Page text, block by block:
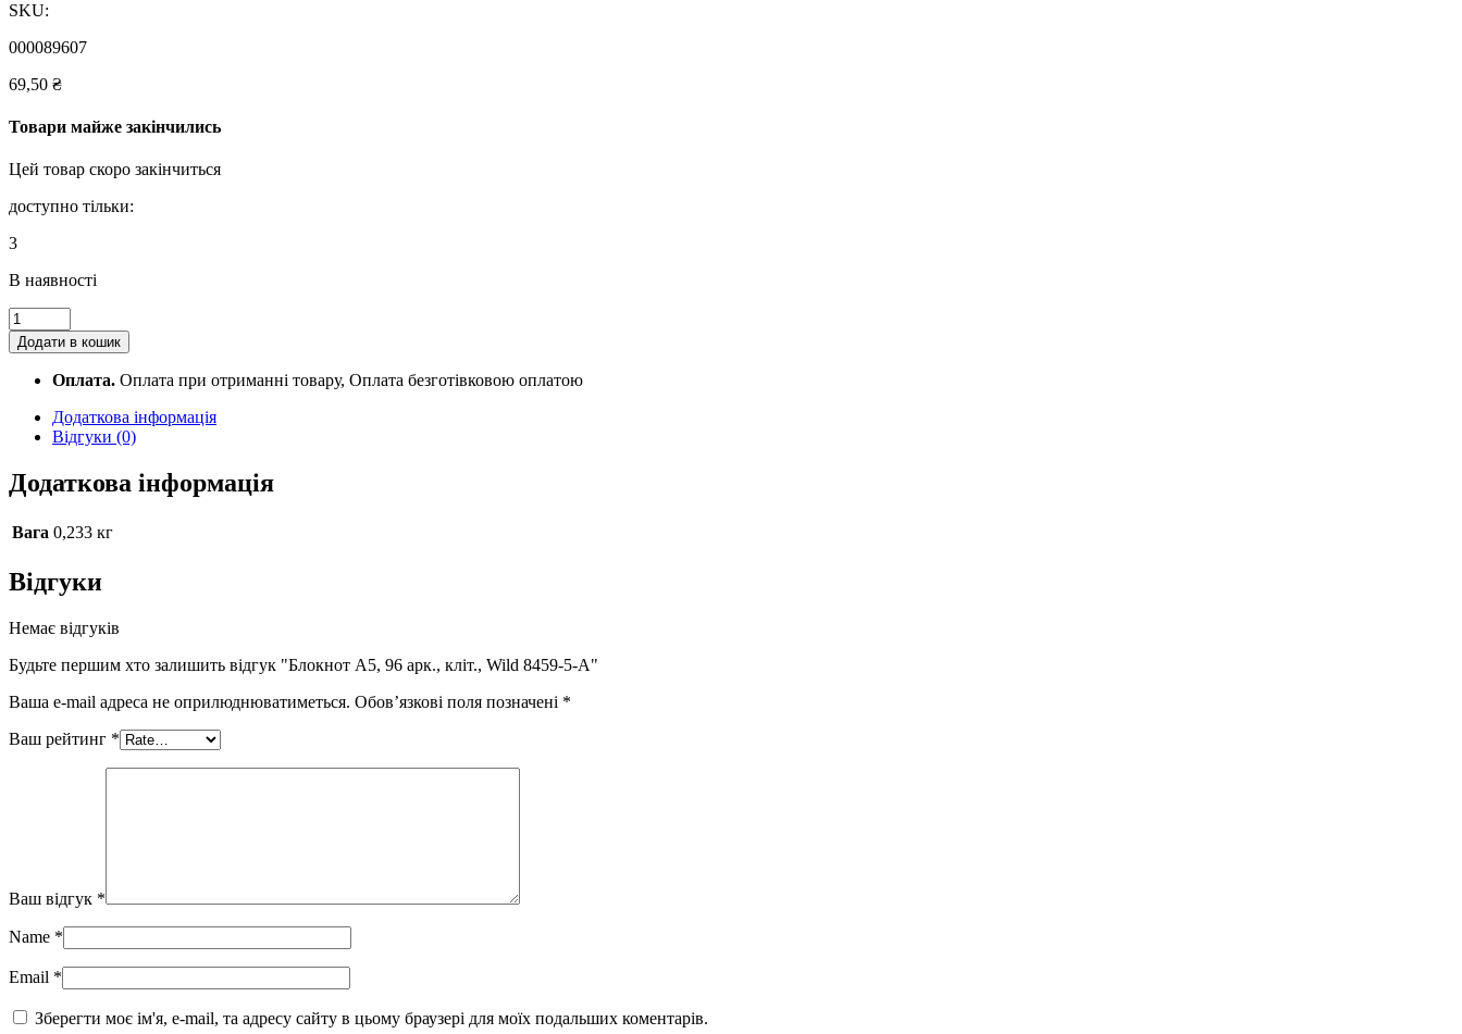
SKU:
000089607
69,50 ₴
Товари майже закінчились
Цей товар скоро закінчиться
доступно тільки:
3
В наявності
Блокнот
А5,
96
арк.,
Wild
8459-
A
quantity
Додати в кошик
Оплата. Оплата при отриманні товару, Оплата безготівковою оплатою
Додаткова інформація
Відгуки (0)
Додаткова інформація
Вага 0,233 кг
Відгуки
Немає відгуків
Будьте першим хто залишить відгук "Блокнот А5, 96 арк., кліт., Wild 8459-5-A"
Ваша e-mail адреса не оприлюднюватиметься. Обов’язкові поля позначені *
Ваш рейтинг *
Ваш відгук *
Name *
Email *
Зберегти моє ім'я, e-mail, та адресу сайту в цьому браузері для моїх подальших коментарів.